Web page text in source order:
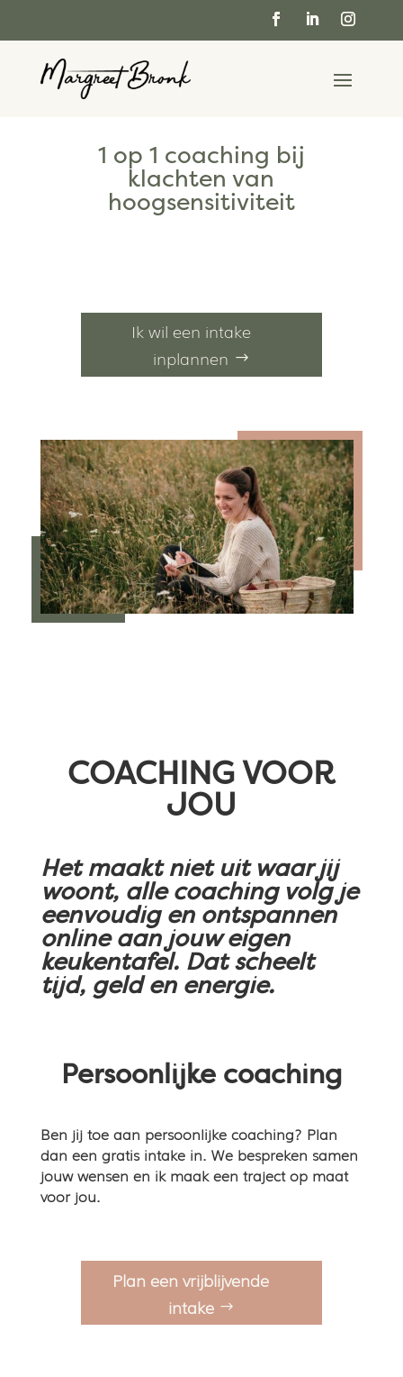
1 op 1 coaching bij
klachten van
hoogsensitiviteit
Ik wil een intake
inplannen
COACHING VOOR
JOU
Het maakt niet uit waar jij
woont, alle coaching volg je
eenvoudig en ontspannen
online aan jouw eigen
keukentafel. Dat scheelt
tijd, geld en energie.
Persoonlijke coaching
Ben jij toe aan persoonlijke coaching? Plan
dan een gratis intake in. We bespreken samen
jouw wensen en ik maak een traject op maat
voor jou.
Plan een vrijblijvende
intake